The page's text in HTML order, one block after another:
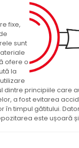
fixe,
sunt
ofere o
la
dintre principiile care
a fost evitarea
în timpul gătitului.
este ușoară